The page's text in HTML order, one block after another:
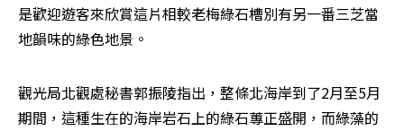
是歡迎遊客來欣賞這片相較老梅綠石槽別有另一番三芝當
地韻味的綠色地景。
觀光局北觀處秘書郭振陵指出，整條北海岸到了2月至5月
期間，這種生在的海岸岩石上的綠石蓴正盛開，而綠藻的